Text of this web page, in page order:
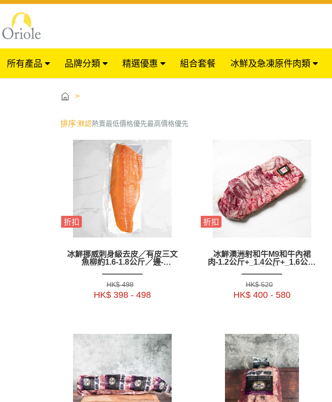
所有產品 品牌分類 精選優惠 組合套餐 冰鮮及急凍原件肉類
>
排序:默認熱賣最低價格優先最高價格優先
折扣
冰鮮挪威刺身級去皮／有皮三文
魚柳約1.6-1.8公斤／邊-
HK$ 498
HK$ 398 - 498
折扣
冰鮮澳洲射和牛M9和牛內裙
肉-1.2公斤+_1.4公斤+_1.6公斤
HK$ 520
HK$ 400 - 580